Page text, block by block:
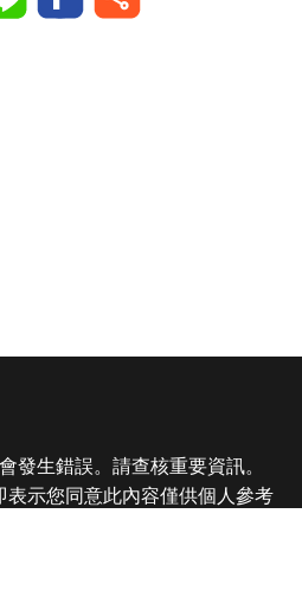
發生錯誤。請查核重要資訊。
表示您同意此內容僅供個人參考